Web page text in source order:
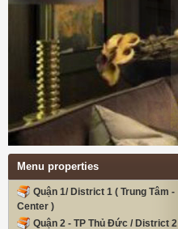
Menu properties
Quận 1/ District 1 ( Trung Tâm -
Center )
Quận 2 - TP Thủ Đức / District 2